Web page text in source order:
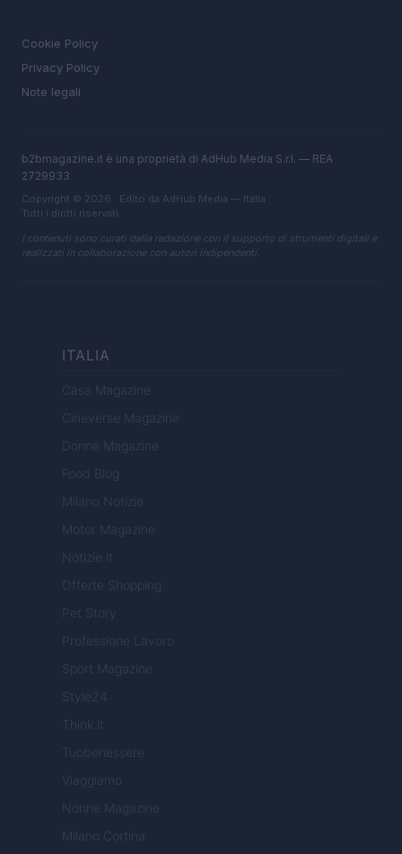
Cookie Policy
Privacy Policy
Note legali
b2bmagazine.it è una proprietà di AdHub Media S.r.l. — REA
2729933
Copyright © 2026 · Edito da AdHub Media — Italia
Tutti i diritti riservati
I contenuti sono curati dalla redazione con il supporto di strumenti digitali e
realizzati in collaborazione con autori indipendenti.
ITALIA
Casa Magazine
Cineverse Magazine
Donne Magazine
Food Blog
Milano Notizie
Motor Magazine
Notizie.it
Offerte Shopping
Pet Story
Professione Lavoro
Sport Magazine
Style24
Think.it
Tuobenessere
Viaggiamo
Nonne Magazine
Milano Cortina